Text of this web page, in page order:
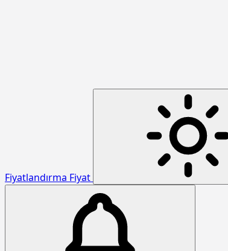
Fiyatlandırma Fiyat